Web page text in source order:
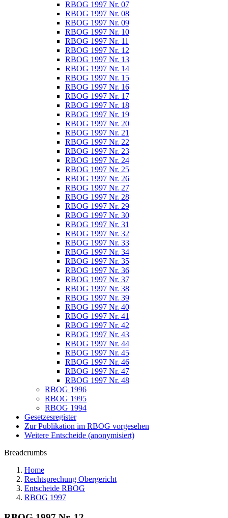
RBOG 1997 Nr. 07
RBOG 1997 Nr. 08
RBOG 1997 Nr. 09
RBOG 1997 Nr. 10
RBOG 1997 Nr. 11
RBOG 1997 Nr. 12
RBOG 1997 Nr. 13
RBOG 1997 Nr. 14
RBOG 1997 Nr. 15
RBOG 1997 Nr. 16
RBOG 1997 Nr. 17
RBOG 1997 Nr. 18
RBOG 1997 Nr. 19
RBOG 1997 Nr. 20
RBOG 1997 Nr. 21
RBOG 1997 Nr. 22
RBOG 1997 Nr. 23
RBOG 1997 Nr. 24
RBOG 1997 Nr. 25
RBOG 1997 Nr. 26
RBOG 1997 Nr. 27
RBOG 1997 Nr. 28
RBOG 1997 Nr. 29
RBOG 1997 Nr. 30
RBOG 1997 Nr. 31
RBOG 1997 Nr. 32
RBOG 1997 Nr. 33
RBOG 1997 Nr. 34
RBOG 1997 Nr. 35
RBOG 1997 Nr. 36
RBOG 1997 Nr. 37
RBOG 1997 Nr. 38
RBOG 1997 Nr. 39
RBOG 1997 Nr. 40
RBOG 1997 Nr. 41
RBOG 1997 Nr. 42
RBOG 1997 Nr. 43
RBOG 1997 Nr. 44
RBOG 1997 Nr. 45
RBOG 1997 Nr. 46
RBOG 1997 Nr. 47
RBOG 1997 Nr. 48
RBOG 1996
RBOG 1995
RBOG 1994
Gesetzesregister
Zur Publikation im RBOG vorgesehen
Weitere Entscheide (anonymisiert)
Breadcrumbs
Home
Rechtsprechung Obergericht
Entscheide RBOG
RBOG 1997